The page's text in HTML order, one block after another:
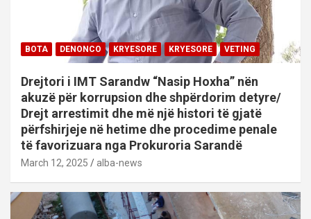
BOTA DENONCO KRYESORE KRYESORE VETING
Drejtori i IMT Sarandw “Nasip Hoxha” nën
akuzë për korrupsion dhe shpërdorim detyre/
Drejt arrestimit dhe më një histori të gjatë
përfshirjeje në hetime dhe procedime penale
të favorizuara nga Prokuroria Sarandë
March 12, 2025 alba-news